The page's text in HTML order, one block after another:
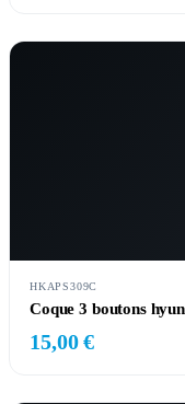
HKAPS309C
Coque 3 boutons
15,00 €